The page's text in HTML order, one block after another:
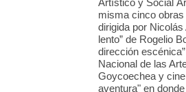
Artístico y Social
misma cinco
dirigida por
lento” de Rogelio
dirección
Nacional de las
Goycoechea y
aventura" en